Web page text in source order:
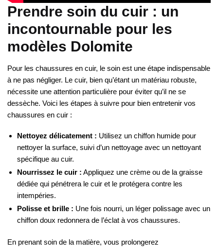
Prendre soin du cuir : un
incontournable pour les
modèles Dolomite
Pour les chaussures en cuir, le soin est une étape indispensable
à ne pas négliger. Le cuir, bien qu’étant un matériau robuste,
nécessite une attention particulière pour éviter qu’il ne se
dessèche. Voici les étapes à suivre pour bien entretenir vos
chaussures en cuir :
Nettoyez délicatement : Utilisez un chiffon humide pour
nettoyer la surface, suivi d’un nettoyage avec un nettoyant
spécifique au cuir.
Nourrissez le cuir : Appliquez une crème ou de la graisse
dédiée qui pénétrera le cuir et le protégera contre les
intempéries.
Polisse et brille : Une fois nourri, un léger polissage avec un
chiffon doux redonnera de l’éclat à vos chaussures.
En prenant soin de la matière, vous prolongerez